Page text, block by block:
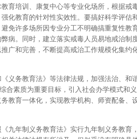
育培训、康复中心等专业化场所，根据戒
化教育的针对性实效性。要搞好科学评估
免许多场所因专业分工不明确搞重复性教
病。同时，建立落实戒毒人员易地戒治制
广和完善，不断提高戒治工作规模化集约
义务教育法》等法律法规，加强法治、和
合素质为重要目标，引入社会办学模式和
教育一体化，实现教学机构、师资配备、
九年制义务教育法》实行九年制义务教育